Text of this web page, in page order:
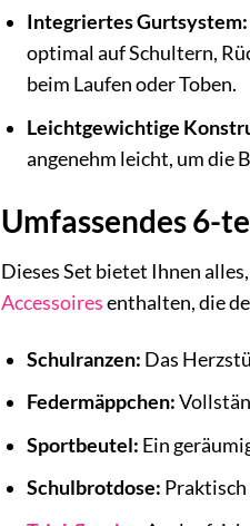
Integriertes Gurtsystem:
optimal auf Schultern,
beim Laufen oder Toben.
Leichtgewichtige
angenehm leicht, um die
Umfassendes 6-
Dieses Set bietet Ihnen
Accessoiresenthalten, die
Schulranzen: Das
Federmäppchen:
Sportbeutel: Ein
Schulbrotdose: